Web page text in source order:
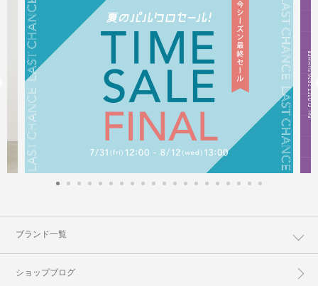
ブランド一覧
ショップブログ